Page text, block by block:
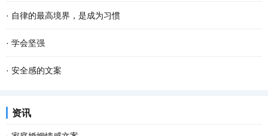
· 自律的最高境界，是成为习惯
· 学会坚强
· 安全感的文案
资讯